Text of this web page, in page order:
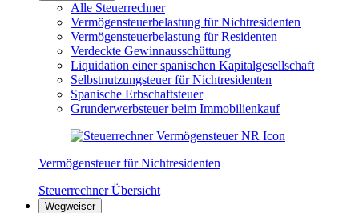
Alle Steuerrechner
Vermögensteuerbelastung für Nichtresidenten
Vermögensteuerbelastung für Residenten
Verdeckte Gewinnausschüttung
Liquidation einer spanischen Kapitalgesellschaft
Selbstnutzungsteuer für Nichtresidenten
Spanische Erbschaftsteuer
Grunderwerbsteuer beim Immobilienkauf
Vermögensteuer für Nichtresidenten
Steuerrechner Übersicht
Wegweiser